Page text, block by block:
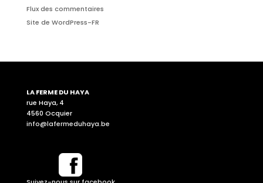
Flux des commentaires
Site de WordPress-FR
LA FERME DU HAYA
rue Haya, 4
4560 Ocquier
info@lafermeduhaya.be